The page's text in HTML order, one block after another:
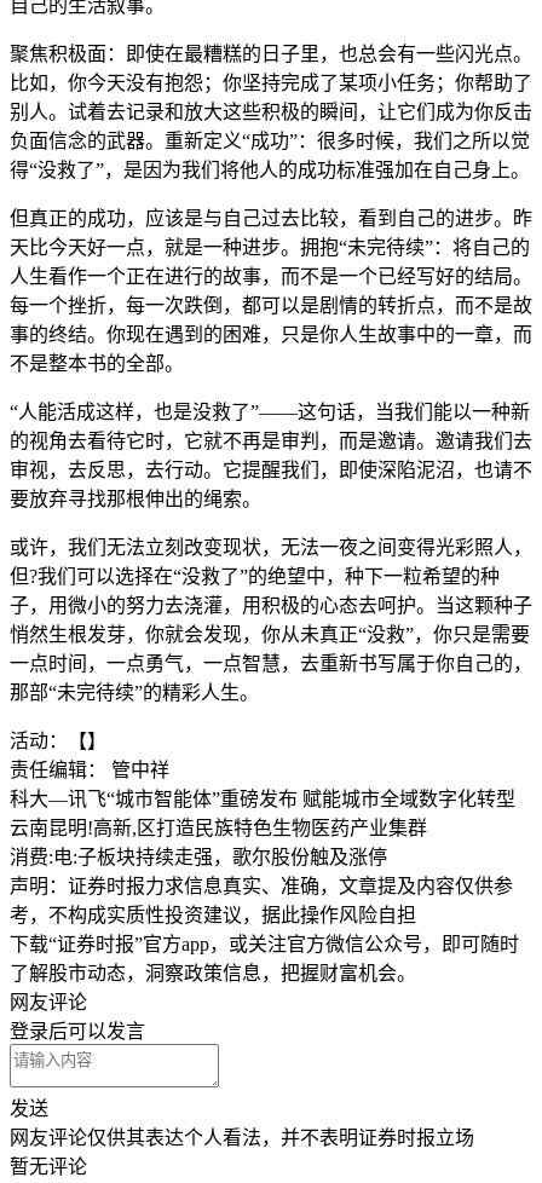
自己的生活叙事。
聚焦积极面：即使在最糟糕的日子里，也总会有一些闪光点。
比如，你今天没有抱怨；你坚持完成了某项小任务；你帮助了
别人。试着去记录和放大这些积极的瞬间，让它们成为你反击
负面信念的武器。重新定义“成功”：很多时候，我们之所以觉
得“没救了”，是因为我们将他人的成功标准强加在自己身上。
但真正的成功，应该是与自己过去比较，看到自己的进步。昨
天比今天好一点，就是一种进步。拥抱“未完待续”：将自己的
人生看作一个正在进行的故事，而不是一个已经写好的结局。
每一个挫折，每一次跌倒，都可以是剧情的转折点，而不是故
事的终结。你现在遇到的困难，只是你人生故事中的一章，而
不是整本书的全部。
“人能活成这样，也是没救了”——这句话，当我们能以一种新
的视角去看待它时，它就不再是审判，而是邀请。邀请我们去
审视，去反思，去行动。它提醒我们，即使深陷泥沼，也请不
要放弃寻找那根伸出的绳索。
或许，我们无法立刻改变现状，无法一夜之间变得光彩照人，
但?我们可以选择在“没救了”的绝望中，种下一粒希望的种
子，用微小的努力去浇灌，用积极的心态去呵护。当这颗种子
悄然生根发芽，你就会发现，你从未真正“没救”，你只是需要
一点时间，一点勇气，一点智慧，去重新书写属于你自己的，
那部“未完待续”的精彩人生。
活动：【】
责任编辑： 管中祥
科大—讯飞“城市智能体”重磅发布 赋能城市全域数字化转型
云南昆明!高新,区打造民族特色生物医药产业集群
消费:电:子板块持续走强，歌尔股份触及涨停
声明：证券时报力求信息真实、准确，文章提及内容仅供参
考，不构成实质性投资建议，据此操作风险自担
下载“证券时报”官方app，或关注官方微信公众号，即可随时
了解股市动态，洞察政策信息，把握财富机会。
网友评论
登录后可以发言
发送
网友评论仅供其表达个人看法，并不表明证券时报立场
暂无评论